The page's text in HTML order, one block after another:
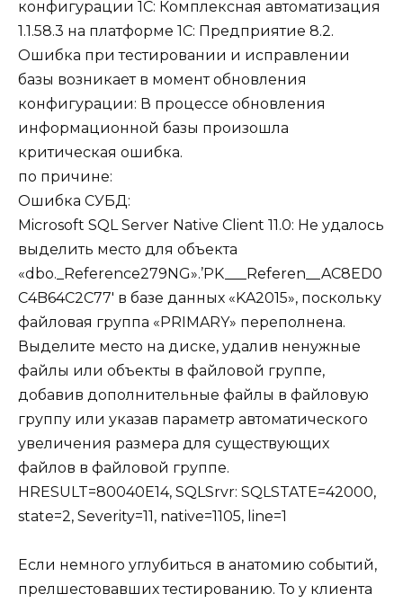
конфигурации 1С: Комплексная автоматизация
1.1.58.3 на платформе 1С: Предприятие 8.2.
Ошибка при тестировании и исправлении
базы возникает в момент обновления
конфигурации: В процессе обновления
информационной базы произошла
критическая ошибка.
по причине:
Ошибка СУБД:
Microsoft SQL Server Native Client 11.0: Не удалось
выделить место для объекта
«dbo._Reference279NG».’PK___Referen__AC8ED0
C4B64C2C77′ в базе данных «KA2015», поскольку
файловая группа «PRIMARY» переполнена.
Выделите место на диске, удалив ненужные
файлы или объекты в файловой группе,
добавив дополнительные файлы в файловую
группу или указав параметр автоматического
увеличения размера для существующих
файлов в файловой группе.
HRESULT=80040E14, SQLSrvr: SQLSTATE=42000,
state=2, Severity=11, native=1105, line=1
Если немного углубиться в анатомию событий,
прелшестовавших тестированию. То у клиента